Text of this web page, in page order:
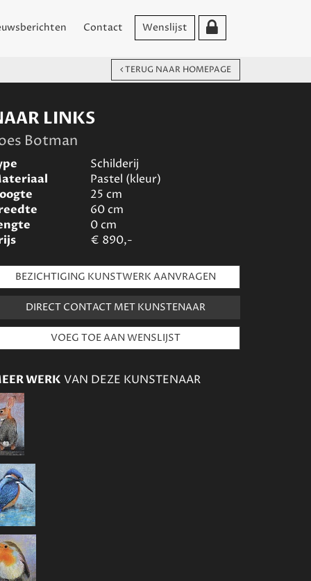
Contact Wenslijst
TERUG NAAR HOMEPAGE
LINKS
Botman
Schilderij
Pastel (kleur)
25 cm
60cm
0cm
€ 890,-
BEZICHTIGING KUNSTWERK AANVRAGEN
DIRECT CONTACT MET KUNSTENAAR
WERK VAN DEZE KUNSTENAAR